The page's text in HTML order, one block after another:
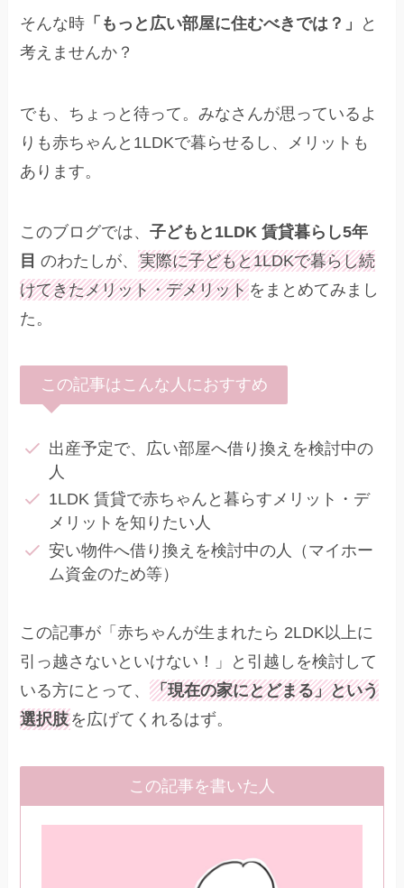
そんな時 「もっと広い部屋に住むべきでは？」
と
考えませんか？
でも、ちょっと待って。みなさんが思っているよ
りも赤ちゃんと1LDKで暮らせるし、メリットも
あります。
このブログでは、子どもと1LDK 賃貸暮らし5年
目 のわたしが、実際に子どもと1LDKで暮らし続
けてきたメリット・デメリットをまとめてみまし
た。
この記事はこんな人におすすめ
出産予定で、広い部屋へ借り換えを検討中の
人
1LDK 賃貸で赤ちゃんと暮らすメリット・デ
メリットを知りたい人
安い物件へ借り換えを検討中の人（マイホー
ム資金のため等）
この記事が「赤ちゃんが生まれたら 2LDK以上に
引っ越さないといけない！」と引越しを検討して
いる方にとって、「現在の家にとどまる」という
選択肢を広げてくれるはず。
この記事を書いた人